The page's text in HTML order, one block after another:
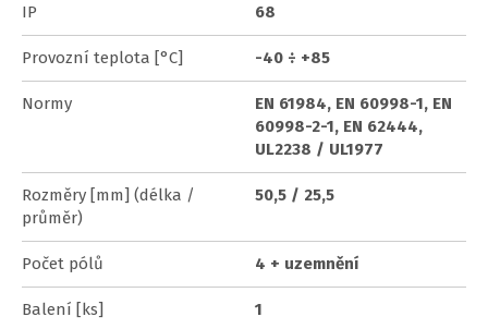
IP 68
Provozní teplota [°C] -40 ÷ +85
Normy
EN 61984, EN 60998-1, EN
60998-2-1, EN 62444,
UL2238 / UL1977
Rozměry [mm] (délka /
průměr)
50,5 / 25,5
Počet pólů 4 + uzemnění
Balení [ks] 1